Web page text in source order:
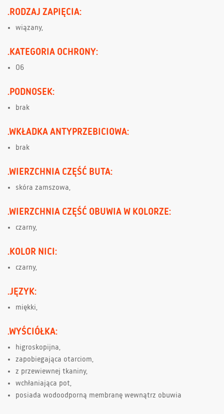
.RODZAJ ZAPIĘCIA:
wiązany,
.KATEGORIA OCHRONY:
O6
.PODNOSEK:
brak
.WKŁADKA ANTYPRZEBICIOWA:
brak
.WIERZCHNIA CZĘŚĆ BUTA:
skóra zamszowa,
.WIERZCHNIA CZĘŚĆ OBUWIA W KOLORZE:
czarny,
.KOLOR NICI:
czarny,
.JĘZYK:
miękki,
.WYŚCIÓŁKA:
higroskopijna,
zapobiegająca otarciom,
z przewiewnej tkaniny,
wchłaniająca pot,
posiada wodoodporną membranę wewnątrz obuwia